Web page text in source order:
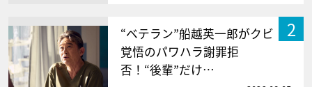
2
“ベテラン”船越英一郎がクビ
覚悟のパワハラ謝罪拒
否！“後輩”だけ…